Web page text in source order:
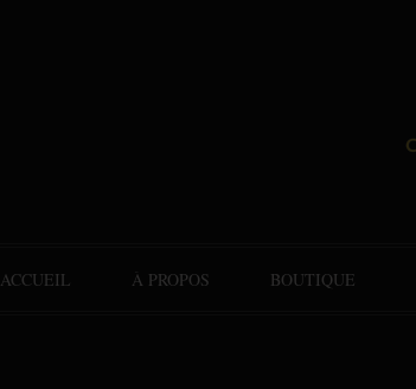
ACCUEIL À PROPOS BOUTIQUE